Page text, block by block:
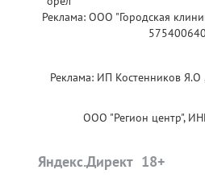
Реклама: ООО "Городская
Реклама: ИП Костенников
ООО "Регион центр",
Яндекс.Директ